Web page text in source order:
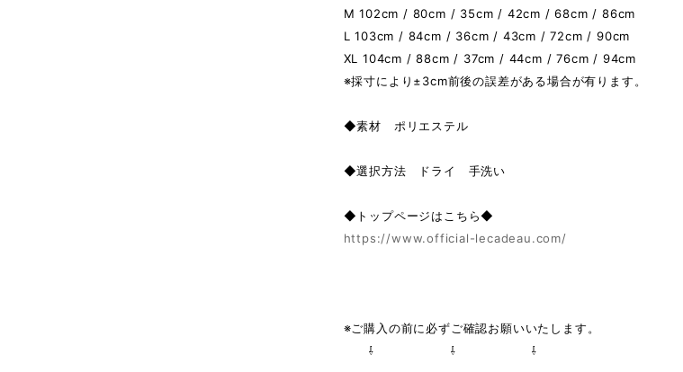
M 102cm / 80cm / 35cm / 42cm / 68cm / 86cm
L 103cm / 84cm / 36cm / 43cm / 72cm / 90cm
XL 104cm / 88cm / 37cm / 44cm / 76cm / 94cm
※採寸により±3cm前後の誤差がある場合が有ります。
◆素材 ポリエステル
◆選択方法 ドライ 手洗い
◆トップページはこちら◆
https://www.official-lecadeau.com/
※ご購入の前に必ずご確認お願いいたします。
⇩ ⇩ ⇩